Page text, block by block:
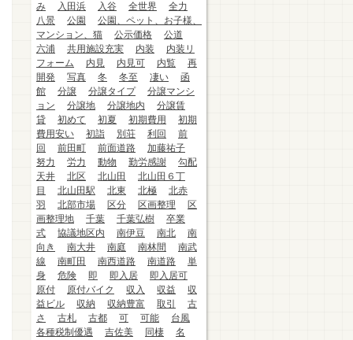
み
入田浜 入谷 全世界
全力
八景
公園
公園、ペット、お子様、
マンション、猫
公示価格
公道
六浦
共用施設充実 内装
内装リ
フォーム
内見 内見可 内覧
再
開発
写真 冬 冬至 凄い
函
館
分譲 分譲タイプ
分譲マンシ
ョン
分譲地 分譲地内
分譲賃
貸
初めて 初夏 初期費用
初期
費用安い
初詣 別荘 利回
前
回
前田町 前面道路
加藤祐子
努力
労力 動物 勤労感謝
勾配
天井
北区 北山田
北山田６丁
目
北山田駅 北東 北極
北赤
羽
北部市場 区分 区画整理
区
画整理地
千葉 千葉弘樹
卒業
式
協議地区内 南伊豆 南北
南
向き
南大井 南庭 南林間
南武
線
南町田 南西道路 南道路
単
身
危険 即 即入居
即入居可
原付
原付バイク 収入 収益
収
益ビル
収納 収納豊富 取引
古
さ
古札 古都 可 可能
台風
各種税制優遇
吉佐美 同棲
名